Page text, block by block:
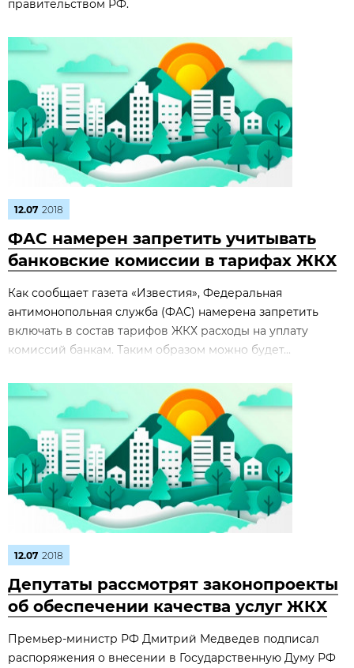
правительством РФ.
12.07 2018
ФАС намерен запретить учитывать
банковские комиссии в тарифах ЖКХ
Как сообщает газета «Известия», Федеральная
антимонопольная служба (ФАС) намерена запретить
включать в состав тарифов ЖКХ расходы на уплату
комиссий банкам. Таким образом можно будет...
12.07 2018
Депутаты рассмотрят законопроекты
об обеспечении качества услуг ЖКХ
Премьер-министр РФ Дмитрий Медведев подписал
распоряжения о внесении в Государственную Думу РФ